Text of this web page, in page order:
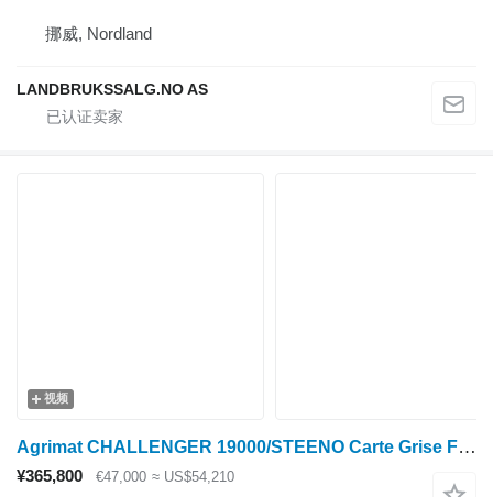
挪威, Nordland
LANDBRUKSSALG.NO AS
视频
Agrimat CHALLENGER 19000/STEENO Carte Grise Francaise
¥365,800 €47,000 ≈ US$54,210